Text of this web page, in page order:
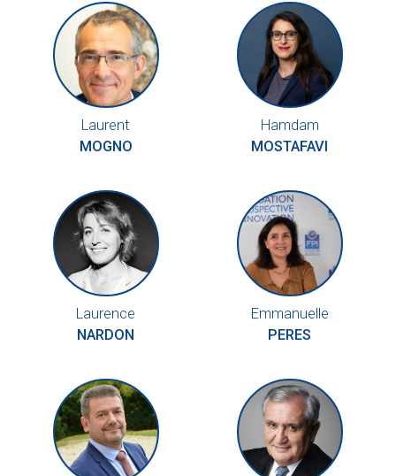
Laurent
MOGNO
Hamdam
MOSTAFAVI
Laurence
NARDON
Emmanuelle
PERES